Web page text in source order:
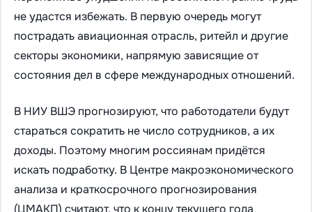
не удастся избежать. В первую очередь могут
пострадать авиационная отрасль, ритейл и другие
секторы экономики, напрямую зависящие от
состояния дел в сфере международных отношений.
В НИУ ВШЭ прогнозируют, что работодатели будут
стараться сократить не число сотрудников, а их
доходы. Поэтому многим россиянам придётся
искать подработку. В Центре макроэкономического
анализа и краткосрочного прогнозирования
(ЦМАКП) считают, что к концу текущего года